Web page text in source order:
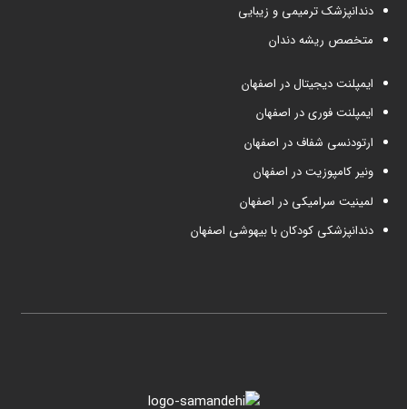
دندانپزشک ترمیمی و زیبایی
متخصص ریشه دندان
ایمپلنت دیجیتال در اصفهان
ایمپلنت فوری در اصفهان
ارتودنسی شفاف در اصفهان
ونیر کامپوزیت در اصفهان
لمینیت سرامیکی در اصفهان
دندانپزشکی کودکان با بیهوشی اصفهان